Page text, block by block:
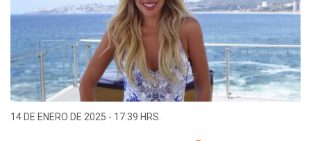
14 DE ENERO DE 2025 - 17:39 HRS.